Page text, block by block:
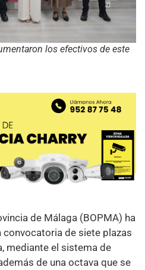
los efectivos de este
de Málaga (BOPMA) ha
de siete plazas
mediante el sistema de
de una octava que se